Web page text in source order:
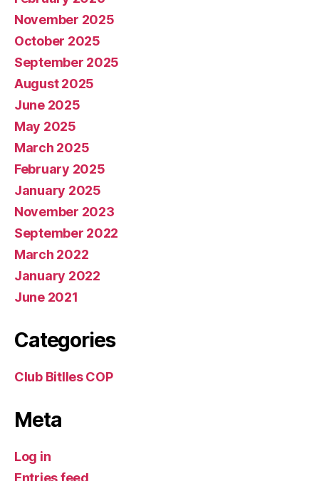
November 2025
October 2025
September 2025
August 2025
June 2025
May 2025
March 2025
February 2025
January 2025
November 2023
September 2022
March 2022
January 2022
June 2021
Categories
Club Bitlles COP
Meta
Log in
Entries feed